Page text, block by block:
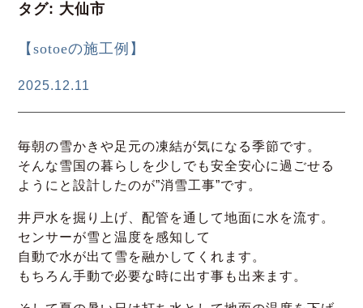
タグ: 大仙市
【sotoeの施工例】
2025.12.11
毎朝の雪かきや足元の凍結が気になる季節です。
そんな雪国の暮らしを少しでも安全安心に過ごせる
ようにと設計したのが”消雪工事”です。
井戸水を掘り上げ、配管を通して地面に水を流す。
センサーが雪と温度を感知して
自動で水が出て雪を融かしてくれます。
もちろん手動で必要な時に出す事も出来ます。